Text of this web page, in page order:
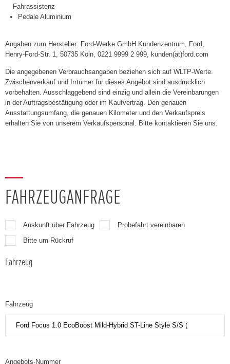
Fahrassistenz
Pedale Aluminium
Angaben zum Hersteller: Ford-Werke GmbH Kundenzentrum, Ford,
Henry-Ford-Str. 1, 50735 Köln, 0221 9999 2 999, kunden(at)ford.com
Die angegebenen Verbrauchsangaben beziehen sich auf WLTP-Werte.
Zwischenverkauf und Irrtümer für dieses Angebot sind ausdrücklich
vorbehalten. Ausschlaggebend sind einzig und allein die Vereinbarungen
in der Auftragsbestätigung oder im Kaufvertrag. Den genauen
Ausstattungsumfang, die genauen Kilometer und den Verkaufspreis
erhalten Sie von unserem Verkaufspersonal. Bitte kontaktieren Sie uns.
FAHRZEUGANFRAGE
Auskunft über Fahrzeug
Probefahrt vereinbaren
Bitte um Rückruf
Fahrzeug
Fahrzeug
Angebots-Nummer